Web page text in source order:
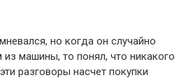
но когда он случайно
машины, то понял, что никакого
разговоры насчет покупки